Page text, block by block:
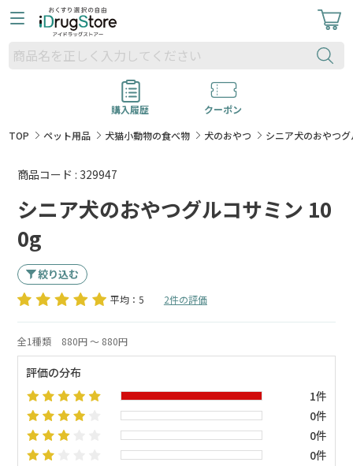
購入履歴
クーポン
TOP
ペット用品 犬猫小動物の食べ物 犬のおやつ シニア犬のおやつ
商品コード : 329947
シニア犬のおやつグルコサミン 10
0g
絞り込む
平均：5 2件の評価
全1種類 880円 ～ 880円
評価の分布
1件
0件
0件
0件